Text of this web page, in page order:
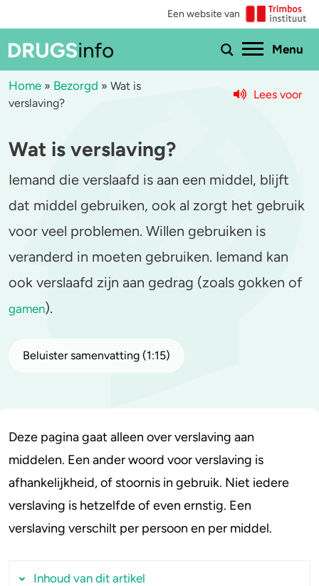
Een website van
Menu
Menu
Bekijk alle drugs
Cannabis
XTC / MDMA
Cocaïne
Speed
3-MMC
Alcohol
2C-B
Ayahuasca
Aantoonbaarheid
Zwangerschap
Drugs & de wet
Combinaties & medicijnen
Zorgen om iemand
Stoppen of minderen
Trends & Cijfers
Check je gebruik
Stel een vraag
Home » Bezorgd » Wat is
verslaving?
Lees voor
Wat is verslaving?
Iemand die verslaafd is aan een middel, blijft
dat middel gebruiken, ook al zorgt het gebruik
voor veel problemen. Willen gebruiken is
veranderd in moeten gebruiken. Iemand kan
ook verslaafd zijn aan gedrag (zoals gokken of
gamen).
Beluister samenvatting (1:15)
Deze pagina gaat alleen over verslaving aan
middelen. Een ander woord voor verslaving is
afhankelijkheid, of stoornis in gebruik. Niet iedere
verslaving is hetzelfde of even ernstig. Een
verslaving verschilt per persoon en per middel.
Inhoud van dit artikel